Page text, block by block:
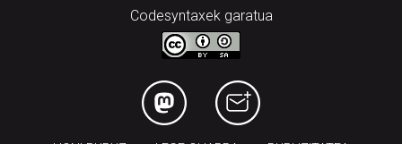
Codesyntaxek garatua